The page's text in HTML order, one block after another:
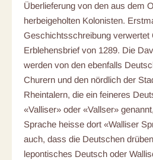
Überlieferung von den aus dem
herbeigeholten Kolonisten.
Geschichtsschreibung verwertet
Erblehensbrief von 1289. Die
werden von den ebenfalls
Churern und den nördlich der
Rheintalern, die ein feineres
«Valliser» oder «Vallser»
Sprache heisse dort «Walliser
auch, dass die Deutschen
lepontisches Deutsch oder